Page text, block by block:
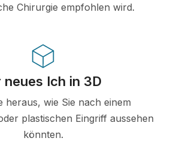
Chirurgie empfohlen wird.
neues Ich in 3D
heraus, wie Sie nach einem
plastischen Eingriff aussehen
könnten.